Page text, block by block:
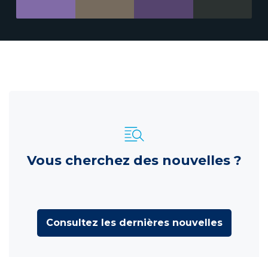
Vous cherchez des nouvelles ?
Consultez les dernières nouvelles